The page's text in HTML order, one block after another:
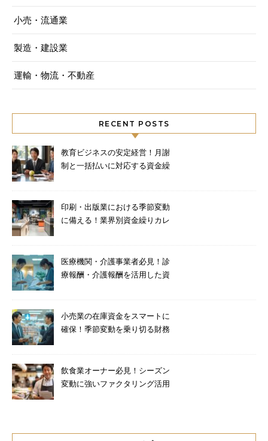
小売・流通業
製造・建設業
運輸・物流・不動産
RECENT POSTS
教育ビジネスの安定経営！月謝
制と一括払いに対応する資金繰
印刷・出版業における季節変動
に備える！業界別資金繰りカレ
医療機関・介護事業者必見！診
療報酬・介護報酬を活用した資
小売業の在庫資金をスマートに
確保！季節変動を乗り切る財務
飲食業オーナー必見！シーズン
変動に強いファクタリング活用